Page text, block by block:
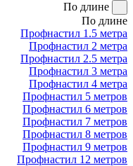
По длине
По длине
Профнастил 1.5 метра
Профнастил 2 метра
Профнастил 2.5 метра
Профнастил 3 метра
Профнастил 4 метра
Профнастил 5 метров
Профнастил 6 метров
Профнастил 7 метров
Профнастил 8 метров
Профнастил 9 метров
Профнастил 12 метров